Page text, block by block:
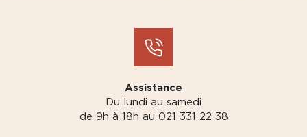
Assistance
Du lundi au samedi
de 9h à 18h au 021 331 22 38